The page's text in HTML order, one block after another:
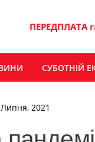
ПЕРЕДПЛАТА
СУБОТНІЙ
2021